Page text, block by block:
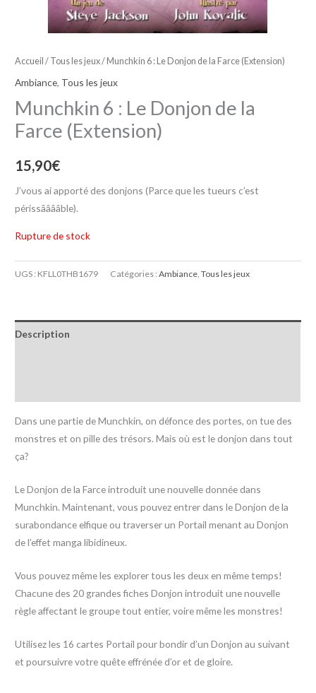
Accueil / Tous les jeux/ Munchkin 6 : Le Donjon de la Farce (Extension)
Ambiance, Tous les jeux
Munchkin 6 : Le Donjon de la
Farce (Extension)
15,90€
J’vous ai apporté des donjons (Parce que les tueurs c’est
périssââââble).
Rupture de stock
UGS : KFLL0THB1679 Catégories :Ambiance ,Tous les jeux
Description
Dans une partie de Munchkin, on défonce des portes, on tue des
monstres et on pille des trésors. Mais où est le donjon dans tout
ça?
Le Donjon de la Farce introduit une nouvelle donnée dans
Munchkin. Maintenant, vous pouvez entrer dans le Donjon de la
surabondance elfique ou traverser un Portail menant au Donjon
de l’effet manga libidineux.
Vous pouvez même les explorer tous les deux en même temps!
Chacune des 20 grandes fiches Donjon introduit une nouvelle
règle affectant le groupe tout entier, voire même les monstres!
Utilisez les 16 cartes Portail pour bondir d’un Donjon au suivant
et poursuivre votre quête effrénée d’or et de gloire.